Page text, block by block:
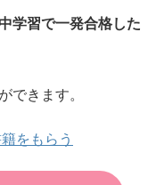
学習で一発合格した
できます。
をもらう